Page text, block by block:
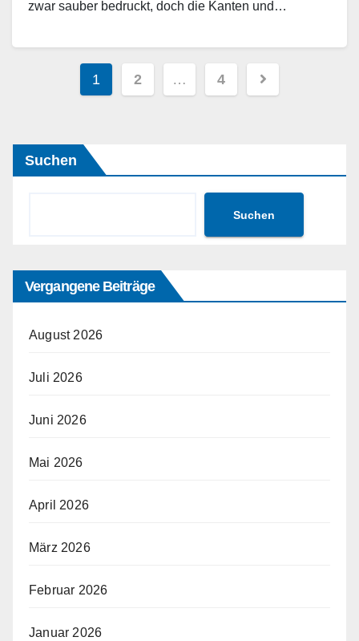
zwar sauber bedruckt, doch die Kanten und…
Seitennummerierung
der
1 2 … 4
Suchen
Suchen
Vergangene Beiträge
August 2026
Juli 2026
Juni 2026
Mai 2026
April 2026
März 2026
Februar 2026
Januar 2026